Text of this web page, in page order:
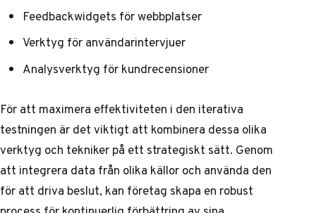
Feedbackwidgets för webbplatser
Verktyg för användarintervjuer
Analysverktyg för kundrecensioner
För att maximera effektiviteten i den iterativa
testningen är det viktigt att kombinera dessa olika
verktyg och tekniker på ett strategiskt sätt. Genom
att integrera data från olika källor och använda den
för att driva beslut, kan företag skapa en robust